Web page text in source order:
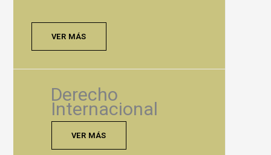
VER MÁS
Derecho
Internacional
VER MÁS